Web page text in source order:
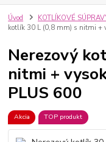
Úvod KOTLÍKOVÉ
kotlík 30 L (0,8 mm) s nitmi +
Nerezový
nitmi +
PLUS 600
Akcia TOP produkt